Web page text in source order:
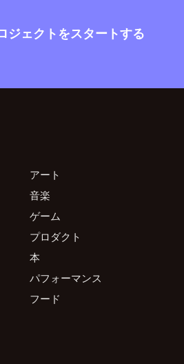
ジェクトをスタートする
アート
音楽
ゲーム
プロダクト
本
パフォーマンス
フード